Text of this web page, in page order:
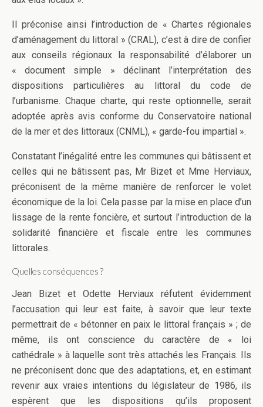
Il préconise ainsi l’introduction de « Chartes régionales
d’aménagement du littoral » (CRAL), c’est à dire de confier
aux conseils régionaux la responsabilité d’élaborer un
« document simple » déclinant l’interprétation des
dispositions particulières au littoral du code de
l’urbanisme. Chaque charte, qui reste optionnelle, serait
adoptée après avis conforme du Conservatoire national
de la mer et des littoraux (CNML), « garde-fou impartial ».
Constatant l’inégalité entre les communes qui bâtissent et
celles qui ne bâtissent pas, Mr Bizet et Mme Herviaux,
préconisent de la même manière de renforcer le volet
économique de la loi. Cela passe par la mise en place d’un
lissage de la rente foncière, et surtout l’introduction de la
solidarité financière et fiscale entre les communes
littorales.
Quelles conséquences ?
Jean Bizet et Odette Herviaux réfutent évidemment
l’accusation qui leur est faite, à savoir que leur texte
permettrait de « bétonner en paix le littoral français » ; de
même, ils ont conscience du caractère de « loi
cathédrale » à laquelle sont très attachés les Français. Ils
ne préconisent donc que des adaptations, et, en estimant
revenir aux vraies intentions du législateur de 1986, ils
espèrent que les dispositions qu’ils proposent